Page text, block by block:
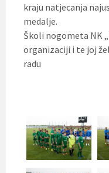
kraju natjecanja
medalje.
Školi nogometa NK
organizaciji i te joj
radu